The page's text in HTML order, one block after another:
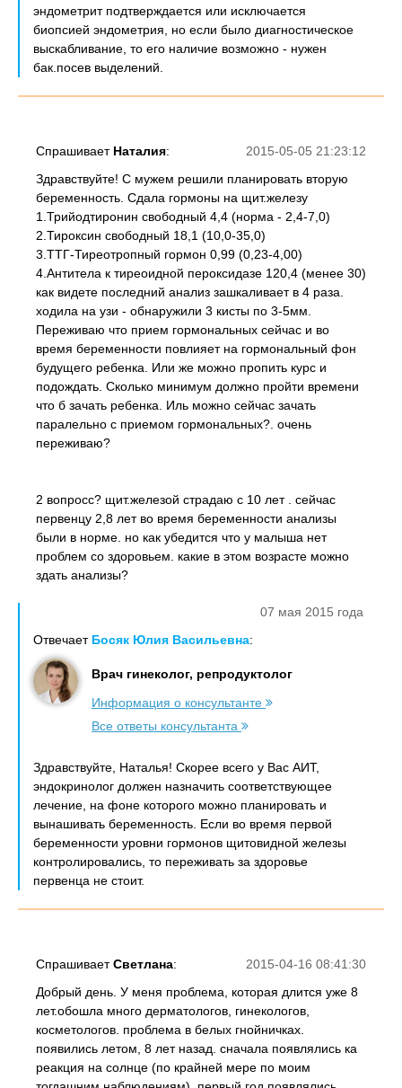
эндометрит подтверждается или исключается
биопсией эндометрия, но если было диагностическое
выскабливание, то его наличие возможно - нужен
бак.посев выделений.
2015-05-05 21:23:12
Спрашивает Наталия:
Здравствуйте! С мужем решили планировать вторую
беременность. Сдала гормоны на щит.железу
1.Трийодтиронин свободный 4,4 (норма - 2,4-7,0)
2.Тироксин свободный 18,1 (10,0-35,0)
3.ТТГ-Тиреотропный гормон 0,99 (0,23-4,00)
4.Антитела к тиреоидной пероксидазе 120,4 (менее 30)
как видете последний анализ зашкаливает в 4 раза.
ходила на узи - обнаружили 3 кисты по 3-5мм.
Переживаю что прием гормональных сейчас и во
время беременности повлияет на гормональный фон
будущего ребенка. Или же можно пропить курс и
подождать. Сколько минимум должно пройти времени
что б зачать ребенка. Иль можно сейчас зачать
паралельно с приемом гормональных?. очень
переживаю?
2 вопросс? щит.железой страдаю с 10 лет . сейчас
первенцу 2,8 лет во время беременности анализы
были в норме. но как убедится что у малыша нет
проблем со здоровьем. какие в этом возрасте можно
здать анализы?
07 мая 2015 года
Отвечает Босяк Юлия Васильевна:
Врач гинеколог, репродуктолог
Информация о консультанте
Все ответы консультанта
Здравствуйте, Наталья! Скорее всего у Вас АИТ,
эндокринолог должен назначить соответствующее
лечение, на фоне которого можно планировать и
вынашивать беременность. Если во время первой
беременности уровни гормонов щитовидной железы
контролировались, то переживать за здоровье
первенца не стоит.
2015-04-16 08:41:30
СпрашиваетСветлана:
Добрый день. У меня проблема, которая длится уже 8
лет.обошла много дерматологов, гинекологов,
косметологов. проблема в белых гнойничках.
появились летом, 8 лет назад. сначала появлялись ка
реакция на солнце (по крайней мере по моим